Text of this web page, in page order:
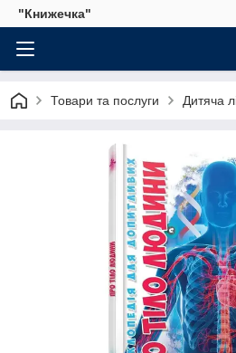
"Книжечка"
Товари та послуги Дитяча